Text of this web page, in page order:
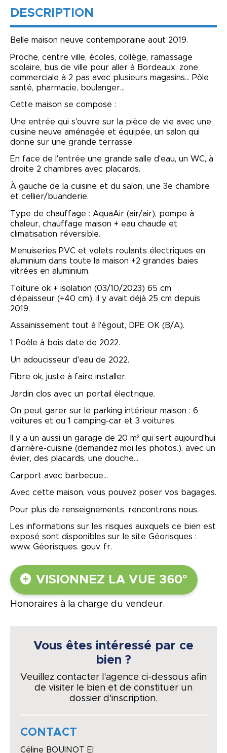
DESCRIPTION
Belle maison neuve contemporaine aout 2019.
Proche, centre ville, écoles, collège, ramassage
scolaire, bus de ville pour aller à Bordeaux, zone
commerciale à 2 pas avec plusieurs magasins… Pôle
santé, pharmacie, boulanger…
Cette maison se compose :
Une entrée qui s'ouvre sur la pièce de vie avec une
cuisine neuve aménagée et équipée, un salon qui
donne sur une grande terrasse.
En face de l'entrée une grande salle d'eau, un WC, à
droite 2 chambres avec placards.
À gauche de la cuisine et du salon, une 3e chambre
et cellier/buanderie.
Type de chauffage : AquaAir (air/air), pompe à
chaleur, chauffage maison + eau chaude et
climatisation réversible.
Menuiseries PVC et volets roulants électriques en
aluminium dans toute la maison +2 grandes baies
vitrées en aluminium.
Toiture ok + isolation (03/10/2023) 65 cm
d'épaisseur (+40 cm), il y avait déjà 25 cm depuis
2019.
Assainissement tout à l'égout, DPE OK (B/A).
1 Poêle à bois date de 2022.
Un adoucisseur d'eau de 2022.
Fibre ok, juste à faire installer.
Jardin clos avec un portail électrique.
On peut garer sur le parking intérieur maison : 6
voitures et ou 1 camping-car et 3 voitures.
Il y a un aussi un garage de 20 m² qui sert aujourd'hui
d'arrière-cuisine (demandez moi les photos.), avec un
évier, des placards, une douche...
Carport avec barbecue…
Avec cette maison, vous pouvez poser vos bagages.
Pour plus de renseignements, rencontrons nous.
Les informations sur les risques auxquels ce bien est
exposé sont disponibles sur le site Géorisques :
www. Géorisques. gouv. fr.
VISIONNEZ LA VUE 360°
Honoraires à la charge du vendeur.
Vous êtes intéressé par ce
bien ?
Veuillez contacter l'agence ci-dessous afin
de visiter le bien et de constituer un
dossier d'inscription.
CONTACT
Céline BOUINOT EI